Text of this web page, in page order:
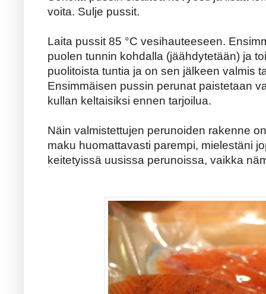
voita. Sulje pussit.
Laita pussit 85 °C vesihauteeseen.
puolen tunnin kohdalla (jäähdytetään) ja
puolitoista tuntia ja on sen jälkeen valmis
Ensimmäisen pussin perunat paistetaan
kullan keltaisiksi ennen tarjoilua.
Näin valmistettujen perunoiden rakenne
maku huomattavasti parempi, mielestäni
keitetyissä uusissa perunoissa, vaikka